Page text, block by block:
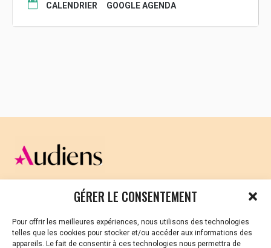
GÉRER LE CONSENTEMENT
Pour offrir les meilleures expériences, nous utilisons des technologies
telles que les cookies pour stocker et/ou accéder aux informations des
appareils. Le fait de consentir à ces technologies nous permettra de
CALENDRIER GOOGLE AGENDA
CELLULE D’ÉCOUTE ET DE SOUTIEN PSYCHOLOGIQUE ET
Vous avez été témoin ou vous êtes victime de VSS ? Ou
vous êtes référent·es harcèlement en besoin de soutien